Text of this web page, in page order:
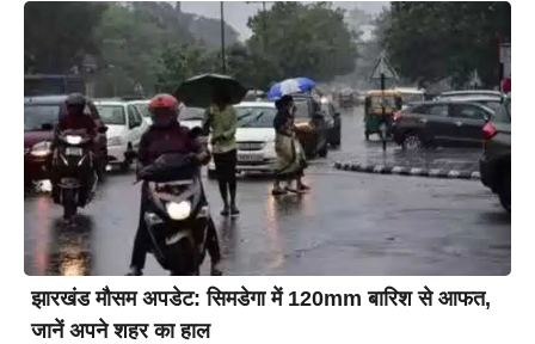
झारखंड मौसम अपडेट: सिमडेगा में 120mm बारिश से आफत,
जानें अपने शहर का हाल